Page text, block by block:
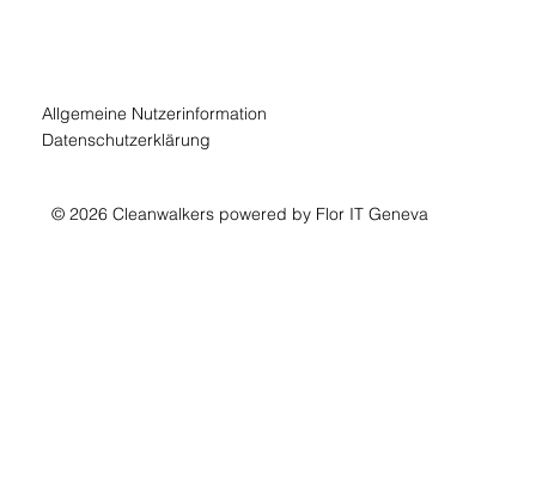
Allgemeine Nutzerinformation
Datenschutzerklärung
© 2026 Cleanwalkers powered by Flor IT Geneva